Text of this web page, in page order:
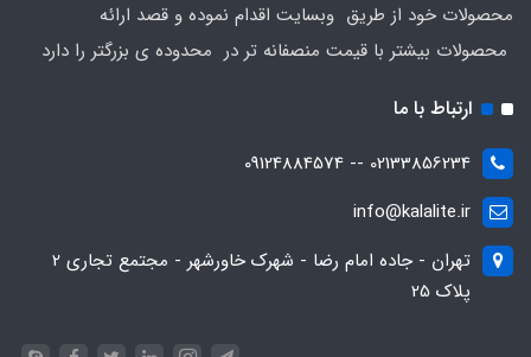
محصولات خود از طریق وبسایت اقدام نموده و قصد ارائه
محصولات بیشتر با قیمت منصفانه تر در محدوده ی بزرگتر را دارد
ارتباط با ما
02133856234 -- 09124884574
info@kalalite.ir
تهران - جاده امام رضا - شهرک خاورشهر - مجتمع تجاری 2
پلاک 25